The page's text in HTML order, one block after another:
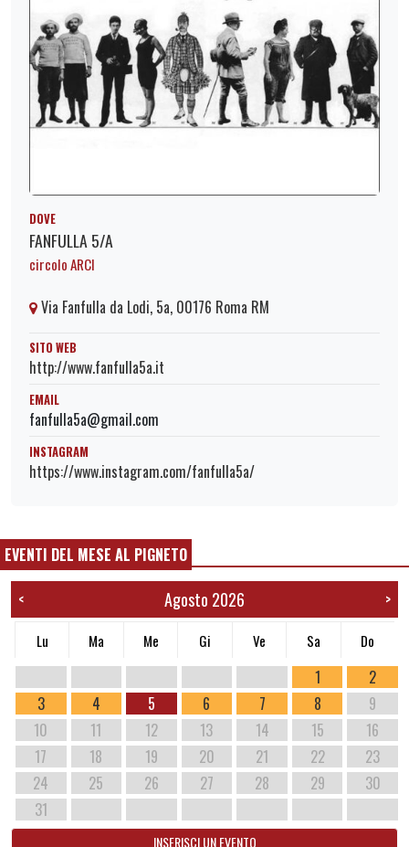
DOVE
FANFULLA 5/A
circolo ARCI
Via Fanfulla da Lodi, 5a, 00176 Roma RM
SITO WEB
http://www.fanfulla5a.it
EMAIL
fanfulla5a@gmail.com
INSTAGRAM
https://www.instagram.com/fanfulla5a/
EVENTI DEL MESE AL PIGNETO
< Agosto 2026 >
Lu Ma Me Gi Ve Sa Do
1
2
3
4 5 6 7 8
9
10
11 12 13 14 15
16
17
18 19 20 21 22
23
24
25 26 27 28 29
30
31
INSERISCI UN EVENTO